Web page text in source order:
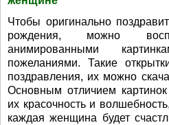
Чтобы оригинально
рождения, можно
анимированными
пожеланиями. Такие
поздравления, их можно
Основным отличием
их красочность и
каждая женщина будет